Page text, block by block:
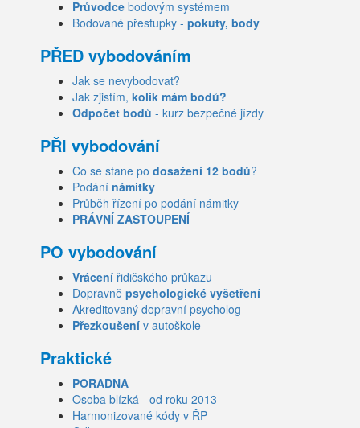
Průvodce bodovým systémem
Bodované přestupky - pokuty, body
PŘED vybodováním
Jak se nevybodovat?
Jak zjistím, kolik mám bodů?
Odpočet bodů - kurz bezpečné jízdy
PŘI vybodování
Co se stane po dosažení 12 bodů?
Podání námitky
Průběh řízení po podání námitky
PRÁVNÍ ZASTOUPENÍ
PO vybodování
Vrácení řidičského průkazu
Dopravně psychologické vyšetření
Akreditovaný dopravní psycholog
Přezkoušení v autoškole
Praktické
PORADNA
Osoba blízká - od roku 2013
Harmonizované kódy v ŘP